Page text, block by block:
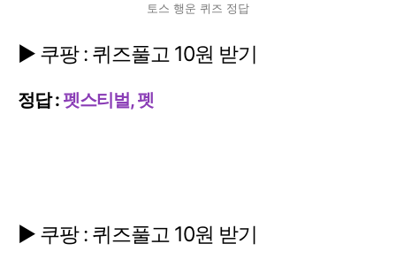
토스 행운 퀴즈 정답
▶ 쿠팡 : 퀴즈풀고 10원 받기
정답 : 펫스티벌, 펫
▶ 쿠팡 : 퀴즈풀고 10원 받기